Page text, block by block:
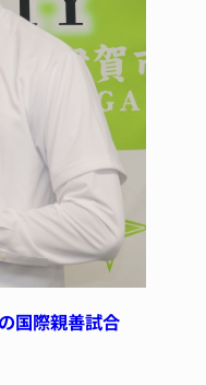
国際親善試合